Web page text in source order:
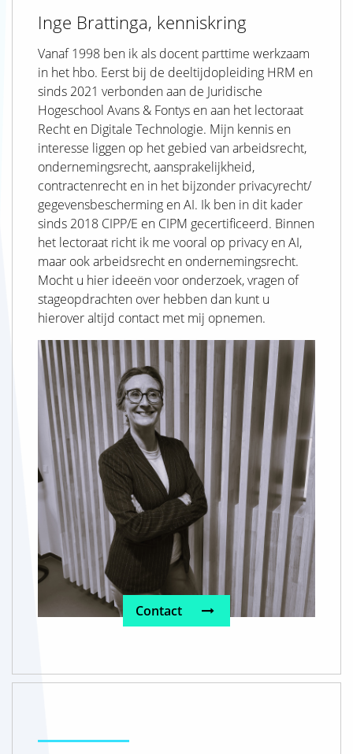
Inge Brattinga, kenniskring
Vanaf 1998 ben ik als docent parttime werkzaam
in het hbo. Eerst bij de deeltijdopleiding HRM en
sinds 2021 verbonden aan de Juridische
Hogeschool Avans & Fontys en aan het lectoraat
Recht en Digitale Technologie. Mijn kennis en
interesse liggen op het gebied van arbeidsrecht,
ondernemingsrecht, aansprakelijkheid,
contractenrecht en in het bijzonder privacyrecht/
gegevensbescherming en AI. Ik ben in dit kader
sinds 2018 CIPP/E en CIPM gecertificeerd. Binnen
het lectoraat richt ik me vooral op privacy en AI,
maar ook arbeidsrecht en ondernemingsrecht.
Mocht u hier ideeën voor onderzoek, vragen of
stageopdrachten over hebben dan kunt u
hierover altijd contact met mij opnemen.
Contact